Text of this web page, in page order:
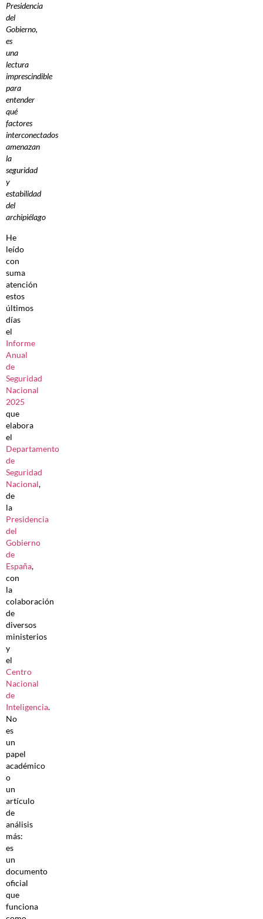
Presidencia
del
Gobierno,
es
una
lectura
imprescindible
para
entender
qué
factores
interconectados
amenazan
la
seguridad
y
estabilidad
del
archipiélago
He
leído
con
suma
atención
estos
últimos
días
el
Informe
Anual
de
Seguridad
Nacional
2025
que
elabora
el
Departamento
de
Seguridad
Nacional,
de
la
Presidencia
del
Gobierno
de
España,
con
la
colaboración
de
diversos
ministerios
y
el
Centro
Nacional
de
Inteligencia.
No
es
un
papel
académico
o
un
artículo
de
análisis
más:
es
un
documento
oficial
que
funciona